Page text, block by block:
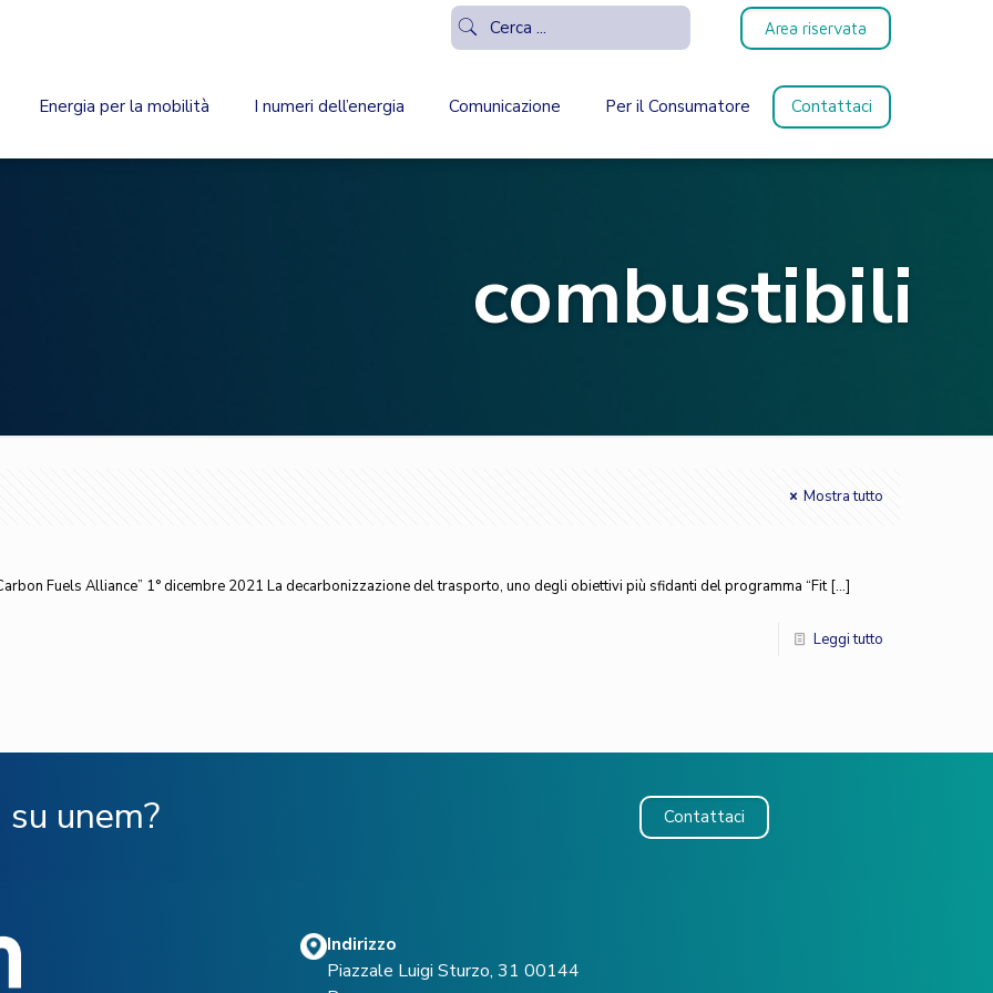
Area riservata
Energia per la mobilità I numeri dell’energia Comunicazione Per il Consumatore Contattaci
combustibili
Mostra tutto
Fuels Alliance” 1° dicembre 2021 La decarbonizzazione del trasporto, uno degli obiettivi più sfidanti del programma “Fit[…]
Leggi tutto
unem? Contattaci
Indirizzo
Piazzale Luigi Sturzo, 31 00144